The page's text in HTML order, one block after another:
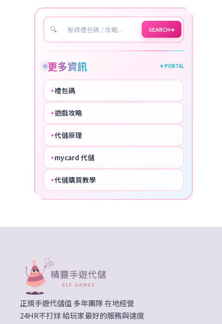
🔍 SEARCH➔
更多資訊 ✦ PORTAL
✦禮包碼
✦遊戲攻略
✦代儲原理
✦mycard 代儲
✦代儲購買教學
正規手遊代儲值 多年團隊 在地經營
24HR不打烊 給玩家最好的服務與速度